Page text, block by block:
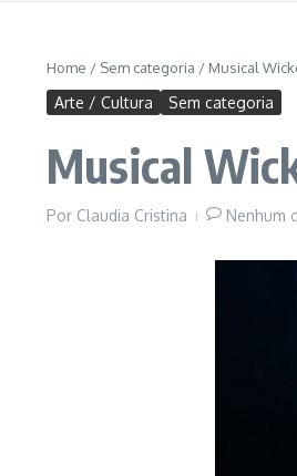
Home / Sem categoria / Musical
Arte / Cultura Sem categoria
Musical
Por Claudia Cristina Nenhum